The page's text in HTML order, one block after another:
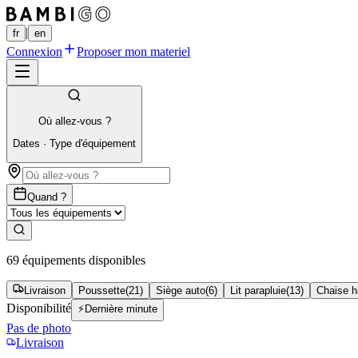
fr | en
Connexion Proposer mon materiel
Où allez-vous ?
Dates · Type d'équipement
Quand ?
69 équipements disponibles
Livraison Poussette(21 ) Siège auto(6) Lit parapluie(13) Chaise
Disponibilité ⚡ Dernière minute
Pas de photo
Livraison